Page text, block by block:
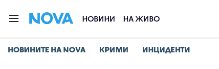
НОВИНИ НА ЖИВО
НОВИНИТЕ НА NOVA КРИМИ ИНЦИДЕНТИ